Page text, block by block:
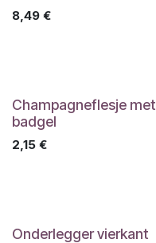
8,49 €
Champagneflesje met
badgel
2,15 €
Onderlegger vierkant